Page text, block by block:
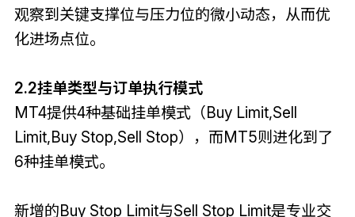
观察到关键支撑位与压力位的微小动态，从而优
化进场点位。
2.2挂单类型与订单执行模式
MT4提供4种基础挂单模式（Buy Limit,Sell
Limit,Buy Stop,Sell Stop），而MT5则进化到了
6种挂单模式。
新增的Buy Stop Limit与Sell Stop Limit是专业交